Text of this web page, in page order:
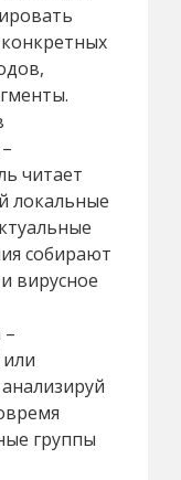
читает
локальные
собирают
вирусное
группы